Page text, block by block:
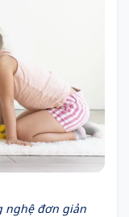
nghệ đơn giản